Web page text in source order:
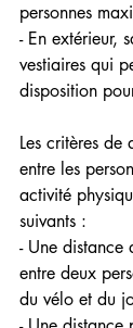
personnes
- En extérieur,
vestiaires qui
disposition
Les critères de
entre les
activité
suivants :
- Une distance
entre deux
du vélo et du